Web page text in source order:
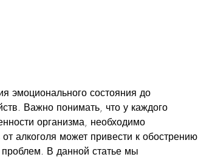
Важно понимать, что у каждого
организма, необходимо
от алкоголя может привести к обострению
В данной статье мы